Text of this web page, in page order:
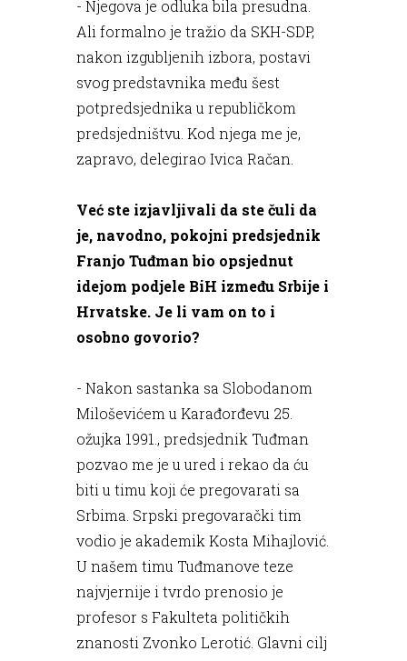
- Njegova je odluka bila presudna.
Ali formalno je tražio da SKH-SDP,
nakon izgubljenih izbora, postavi
svog predstavnika među šest
potpredsjednika u republičkom
predsjedništvu. Kod njega me je,
zapravo, delegirao Ivica Račan.
Već ste izjavljivali da ste čuli da
je, navodno, pokojni predsjednik
Franjo Tuđman bio opsjednut
idejom podjele BiH između Srbije i
Hrvatske. Je li vam on to i
osobno govorio?
- Nakon sastanka sa Slobodanom
Miloševićem u Karađorđevu 25.
ožujka 1991., predsjednik Tuđman
pozvao me je u ured i rekao da ću
biti u timu koji će pregovarati sa
Srbima. Srpski pregovarački tim
vodio je akademik Kosta Mihajlović.
U našem timu Tuđmanove teze
najvjernije i tvrdo prenosio je
profesor s Fakulteta političkih
znanosti Zvonko Lerotić. Glavni cilj